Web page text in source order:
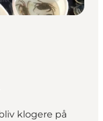
klogere på